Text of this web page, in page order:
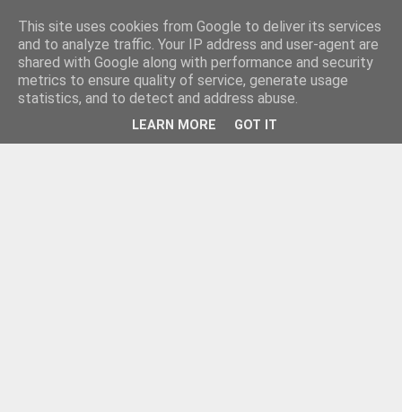
This site uses cookies from Google to deliver its services
and to analyze traffic. Your IP address and user-agent are
shared with Google along with performance and security
metrics to ensure quality of service, generate usage
statistics, and to detect and address abuse.
LEARN MORE GOT IT